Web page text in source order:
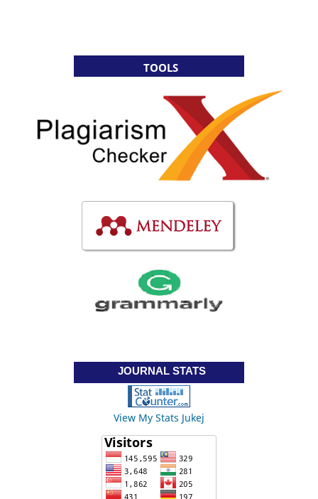
TOOLS
JOURNAL STATS
View My Stats Jukej